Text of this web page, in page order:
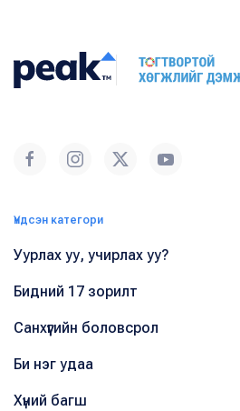
Үндсэн категори
Уурлах уу, учирлах уу?
Бидний 17 зорилт
Санхүүгийн боловсрол
Би нэг удаа
Хүний багш